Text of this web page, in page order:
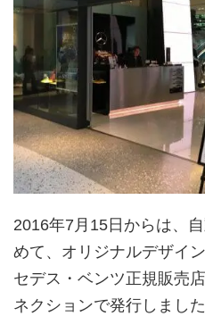
2016年7月15日からは、
めて、オリジナルデザイ
セデス・ベンツ正規販売
ネクションで発行しまし